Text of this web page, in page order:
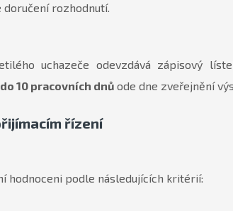
doručení rozhodnutí.
uchazeče odevzdává zápisový
do 10 pracovních dnů ode dne zveřejnění
řízení
hodnoceni podle následujících kritérií: